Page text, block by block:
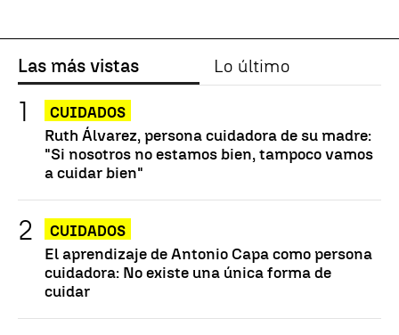
Las más vistas Lo último
CUIDADOS
Ruth Álvarez, persona cuidadora de su madre:
"Si nosotros no estamos bien, tampoco vamos
a cuidar bien"
CUIDADOS
El aprendizaje de Antonio Capa como persona
cuidadora: No existe una única forma de
cuidar